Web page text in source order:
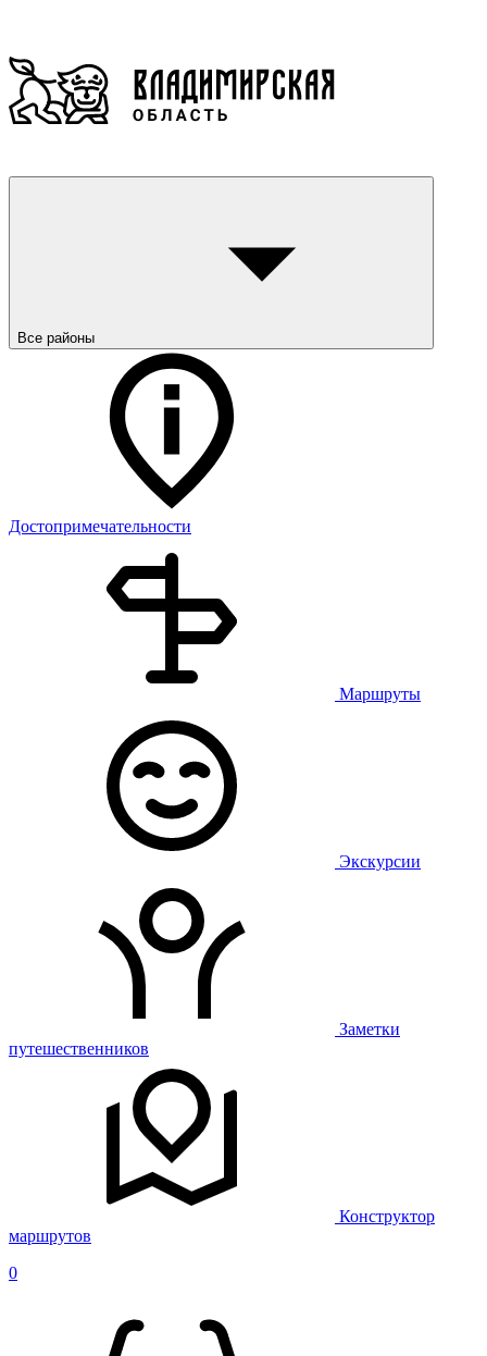
Все районы
Достопримечательности
Маршруты
Экскурсии
Заметки
путешественников
Конструктор
маршрутов
0